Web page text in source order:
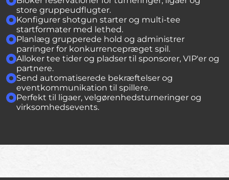
store gruppeudflugter.
Konfigurer shotgun starter og multi-tee
startformater med lethed.
Planlæg grupperede hold og administrer
parringer for konkurrencepræget spil.
Alloker tee tider og pladser til sponsorer, VIP'er og
partnere.
Send automatiserede bekræftelser og
eventkommunikation til spillere.
Perfekt til ligaer, velgørenhedsturneringer og
virksomhedsevents.